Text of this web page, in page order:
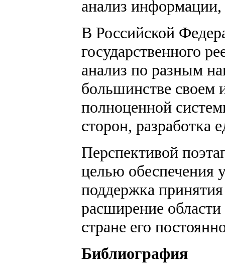
анализ
В Российской
государственного
анализ по разным
большинстве своем
полноценной
сторон, разработка
Перспективой
целью обеспечения
поддержка
расширение
стране его
Библиография